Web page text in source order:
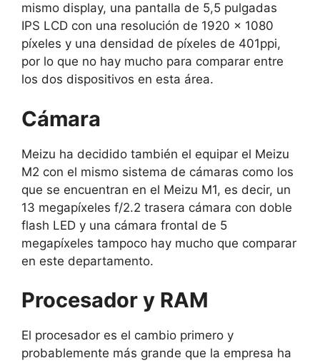
mismo display, una pantalla de 5,5 pulgadas
IPS LCD con una resolución de 1920 x 1080
píxeles y una densidad de píxeles de 401ppi,
por lo que no hay mucho para comparar entre
los dos dispositivos en esta área.
Cámara
Meizu ha decidido también el equipar el Meizu
M2 con el mismo sistema de cámaras como los
que se encuentran en el Meizu M1, es decir, un
13 megapíxeles f/2.2 trasera cámara con doble
flash LED y una cámara frontal de 5
megapíxeles tampoco hay mucho que comparar
en este departamento.
Procesador y RAM
El procesador es el cambio primero y
probablemente más grande que la empresa ha